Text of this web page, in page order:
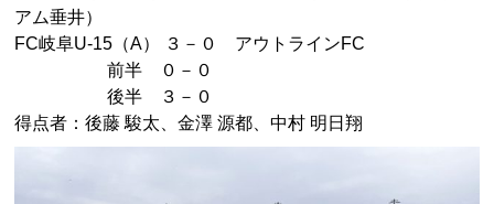
アム垂井）
FC岐阜U-15（A） ３－０ アウトラインFC
前半 ０－０
後半 ３－０
得点者：後藤 駿太、金澤 源都、中村 明日翔